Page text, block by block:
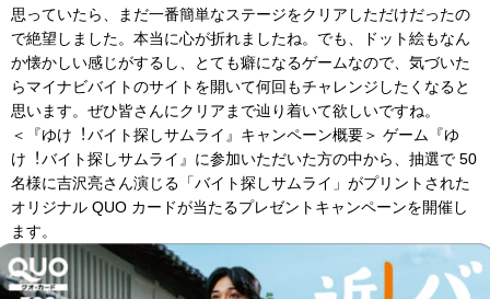
思っていたら、まだ一番簡単なステージをクリアしただけだったの
で絶望しました。本当に心が折れましたね。でも、ドット絵もなん
か懐かしい感じがするし、とても癖になるゲームなので、気づいた
らマイナビバイトのサイトを開いて何回もチャレンジしたくなると
思います。ぜひ皆さんにクリアまで辿り着いて欲しいですね。
＜『ゆけ︕バイト探しサムライ』キャンペーン概要＞ ゲーム『ゆ
け︕バイト探しサムライ』に参加いただいた方の中から、抽選で 50
名様に吉沢亮さん演じる「バイト探しサムライ」がプリントされた
オリジナル QUO カードが当たるプレゼントキャンペーンを開催し
ます。